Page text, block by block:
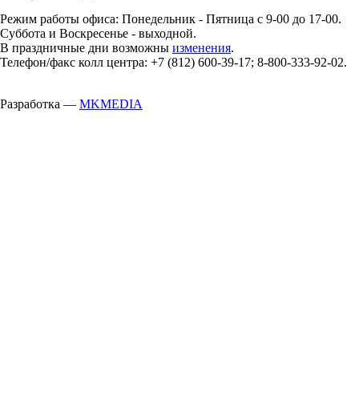
Режим работы офиса: Понедельник - Пятница с 9-00 до 17-00.
Суббота и Воскресенье - выходной.
В праздничные дни возможны изменения.
Телефон/факс колл центра: +7 (812) 600-39-17; 8-800-333-92-02.
Разработка — MKMEDIA